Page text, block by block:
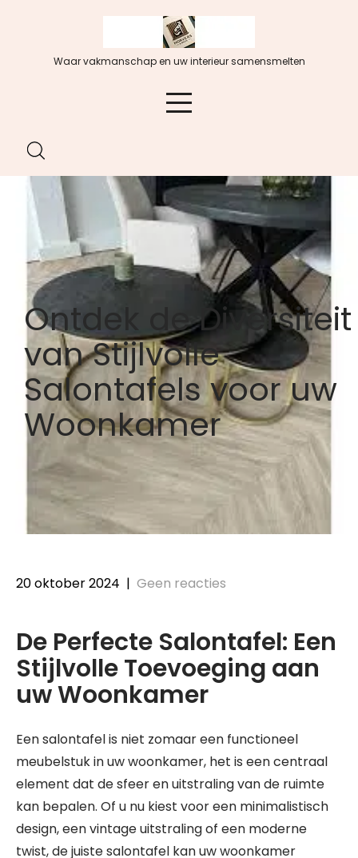
Waar vakmanschap en uw interieur samensmelten
Ontdek de Diversiteit
van Stijlvolle
Salontafels voor uw
Woonkamer
20 oktober 2024 | Geen reacties
De Perfecte Salontafel: Een
Stijlvolle Toevoeging aan
uw Woonkamer
Een salontafel is niet zomaar een functioneel
meubelstuk in uw woonkamer, het is een centraal
element dat de sfeer en uitstraling van de ruimte
kan bepalen. Of u nu kiest voor een minimalistisch
design, een vintage uitstraling of een moderne
twist, de juiste salontafel kan uw woonkamer